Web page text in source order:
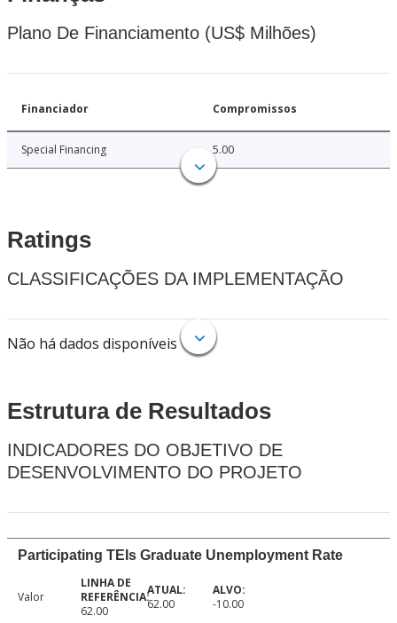
Plano De Financiamento (US$ Milhões)
Financiador Compromissos
Special Financing 5.00
Ratings
CLASSIFICAÇÕES DA IMPLEMENTAÇÃO
Não há dados disponíveis
Estrutura de Resultados
INDICADORES DO OBJETIVO DE
DESENVOLVIMENTO DO PROJETO
Participating TEIs Graduate Unemployment Rate
Valor
62.00
62.00 -10.00